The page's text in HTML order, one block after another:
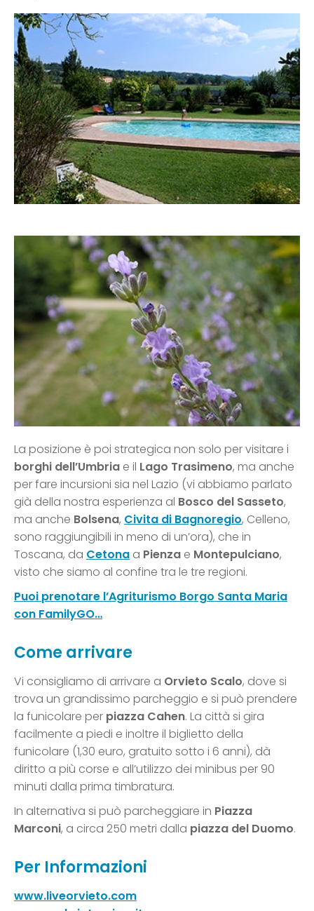
La posizione è poi strategica non solo per visitare i
borghi dell’Umbria e il Lago Trasimeno, ma anche
per fare incursioni sia nel Lazio (vi abbiamo parlato
già della nostra esperienza al Bosco del Sasseto,
ma anche Bolsena, Civita di Bagnoregio, Celleno,
sono raggiungibili in meno di un’ora), che in
Toscana, da Cetona a Pienza e Montepulciano,
visto che siamo al confine tra le tre regioni.
Puoi prenotare l’Agriturismo Borgo Santa Maria
con FamilyGO…
Come arrivare
Vi consigliamo di arrivare a Orvieto Scalo, dove si
trova un grandissimo parcheggio e si può prendere
la funicolare per piazza Cahen. La città si gira
facilmente a piedi e inoltre il biglietto della
funicolare (1,30 euro, gratuito sotto i 6 anni), dà
diritto a più corse e all’utilizzo dei minibus per 90
minuti dalla prima timbratura.
In alternativa si può parcheggiare in Piazza
Marconi, a circa 250 metri dalla piazza del Duomo.
Per Informazioni
www.liveorvieto.com